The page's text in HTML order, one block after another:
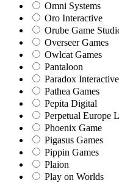
Omni Systems
Oro Interactive
Orube Game
Overseer Games
Owlcat Games
Pantaloon
Paradox Interactive
Pathea Games
Pepita Digital
Perpetual Europe
Phoenix Game
Pigasus Games
Pippin Games
Plaion
Play on Worlds